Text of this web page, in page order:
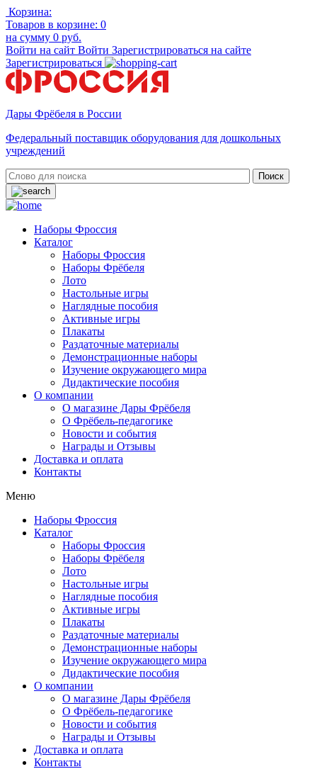
Корзина:
Товаров в корзине: 0
на сумму 0 руб.
Войти на сайт Войти Зарегистрироваться на сайте
Зарегистрироваться
Дары Фрёбеля в России
Федеральный поставщик оборудования для дошкольных
учреждений
Наборы Фроссия
Каталог
Наборы Фроссия
Наборы Фрёбеля
Лото
Настольные игры
Наглядные пособия
Активные игры
Плакаты
Раздаточные материалы
Демонстрационные наборы
Изучение окружающего мира
Дидактические пособия
О компании
О магазине Дары Фрёбеля
О Фрёбель-педагогике
Новости и события
Награды и Отзывы
Доставка и оплата
Контакты
Меню
Наборы Фроссия
Каталог
Наборы Фроссия
Наборы Фрёбеля
Лото
Настольные игры
Наглядные пособия
Активные игры
Плакаты
Раздаточные материалы
Демонстрационные наборы
Изучение окружающего мира
Дидактические пособия
О компании
О магазине Дары Фрёбеля
О Фрёбель-педагогике
Новости и события
Награды и Отзывы
Доставка и оплата
Контакты